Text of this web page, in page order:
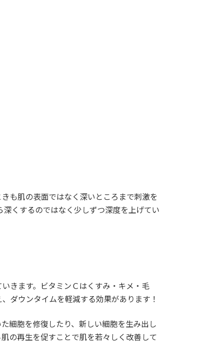
も肌の表面ではなく深いところまで刺激を
くするのではなく少しずつ深度を上げてい
きます。ビタミンＣはくすみ・キメ・毛
ダウンタイムを軽減する効果があります！
細胞を修復したり、新しい細胞を生み出し
の再生を促すことで肌を若々しく改善して